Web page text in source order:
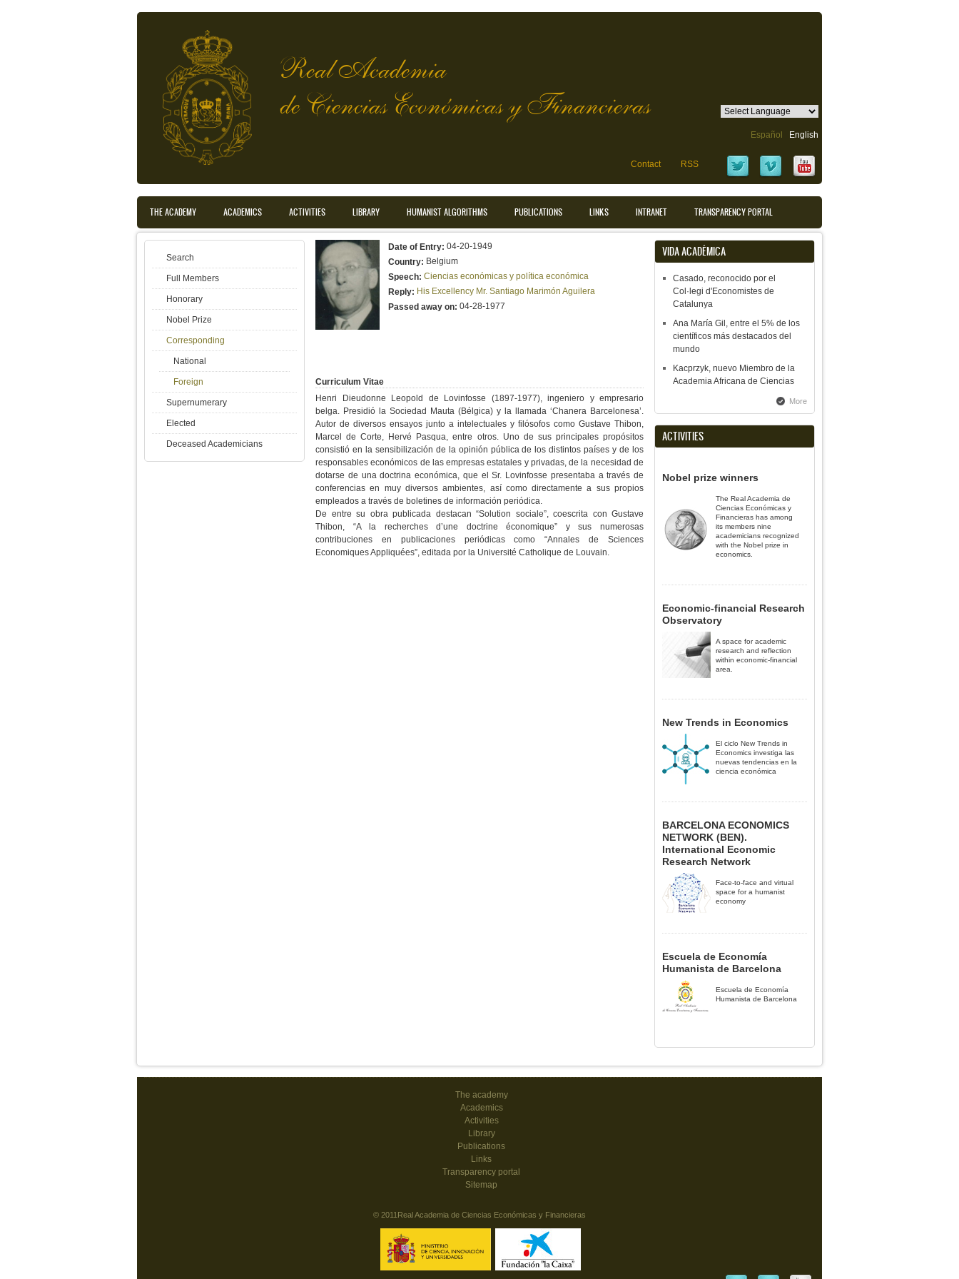
Real Academia
de Ciencias Económicas y Financieras
Español English
Contact RSS
Main menu en translated
THE ACADEMY ACADEMICS ACTIVITIES LIBRARY HUMANIST ALGORITHMS PUBLICATIONS LINKS INTRANET TRANSPARENCY PORTAL
Date of Entry: 04-20-1949
Country: Belgium
Speech: Ciencias económicas y política económica
Reply: His Excellency Mr. Santiago Marimón Aguilera
Passed away on: 04-28-1977
Curriculum Vitae
Henri Dieudonne Leopold de Lovinfosse (1897-1977), ingeniero y empresario
belga. Presidió la Sociedad Mauta (Bélgica) y la llamada ‘Chanera Barcelonesa’.
Autor de diversos ensayos junto a intelectuales y filósofos como Gustave Thibon,
Marcel de Corte, Hervé Pasqua, entre otros. Uno de sus principales propósitos
consistió en la sensibilización de la opinión pública de los distintos países y de los
responsables económicos de las empresas estatales y privadas, de la necesidad de
dotarse de una doctrina económica, que el Sr. Lovinfosse presentaba a través de
conferencias en muy diversos ambientes, así como directamente a sus propios
empleados a través de boletines de información periódica.
De entre su obra publicada destacan “Solution sociale”, coescrita con Gustave
Thibon, “A la recherches d’une doctrine économique” y sus numerosas
contribuciones en publicaciones periódicas como “Annales de Sciences
Economiques Appliquées”, editada por la Université Catholique de Louvain.
Search
Full Members
Honorary
Nobel Prize
Corresponding
National
Foreign
Supernumerary
Elected
Deceased Academicians
VIDA ACADÉMICA
Casado, reconocido por el
Col·legi d'Economistes de
Catalunya
Ana María Gil, entre el 5% de los
científicos más destacados del
mundo
Kacprzyk, nuevo Miembro de la
Academia Africana de Ciencias
More
ACTIVITIES
Nobel prize winners
The Real Academia de
Ciencias Económicas y
Financieras has among
its members nine
academicians recognized
with the Nobel prize in
economics.
Economic-financial Research
Observatory
A space for academic
research and reflection
within economic-financial
area.
New Trends in Economics
El ciclo New Trends in
Economics investiga las
nuevas tendencias en la
ciencia económica
BARCELONA ECONOMICS
NETWORK (BEN).
International Economic
Research Network
Face-to-face and virtual
space for a humanist
economy
Escuela de Economía
Humanista de Barcelona
Escuela de Economía
Humanista de Barcelona
The academy
Academics
Activities
Library
Publications
Links
Transparency portal
Sitemap
© 2011Real Academia de Ciencias Económicas y Financieras